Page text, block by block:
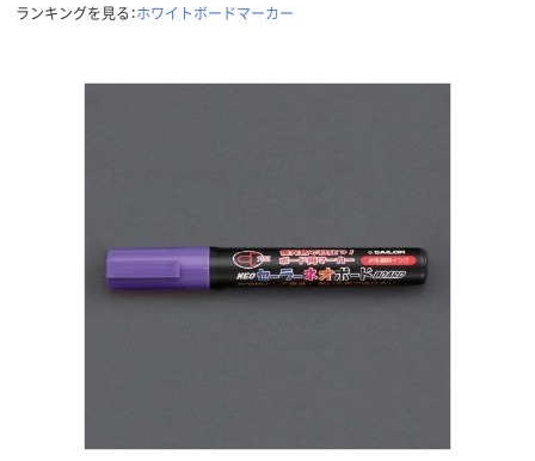
ランキングを見る：ホワイトボードマーカー